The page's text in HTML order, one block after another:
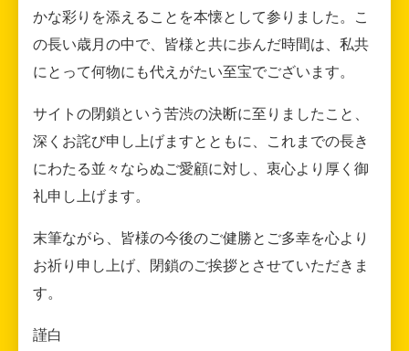
かな彩りを添えることを本懐として参りました。こ
の長い歳月の中で、皆様と共に歩んだ時間は、私共
にとって何物にも代えがたい至宝でございます。
サイトの閉鎖という苦渋の決断に至りましたこと、
深くお詫び申し上げますとともに、これまでの長き
にわたる並々ならぬご愛顧に対し、衷心より厚く御
礼申し上げます。
末筆ながら、皆様の今後のご健勝とご多幸を心より
お祈り申し上げ、閉鎖のご挨拶とさせていただきま
す。
謹白